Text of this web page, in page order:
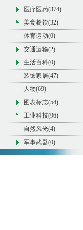
医疗医药(374)
美食餐饮(32)
体育运动(0)
交通运输(2)
生活百科(0)
装饰家居(47)
人物(69)
图表标志(54)
工业科技(96)
自然风光(4)
军事武器(0)